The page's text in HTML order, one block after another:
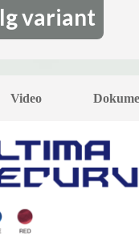
variant
Video